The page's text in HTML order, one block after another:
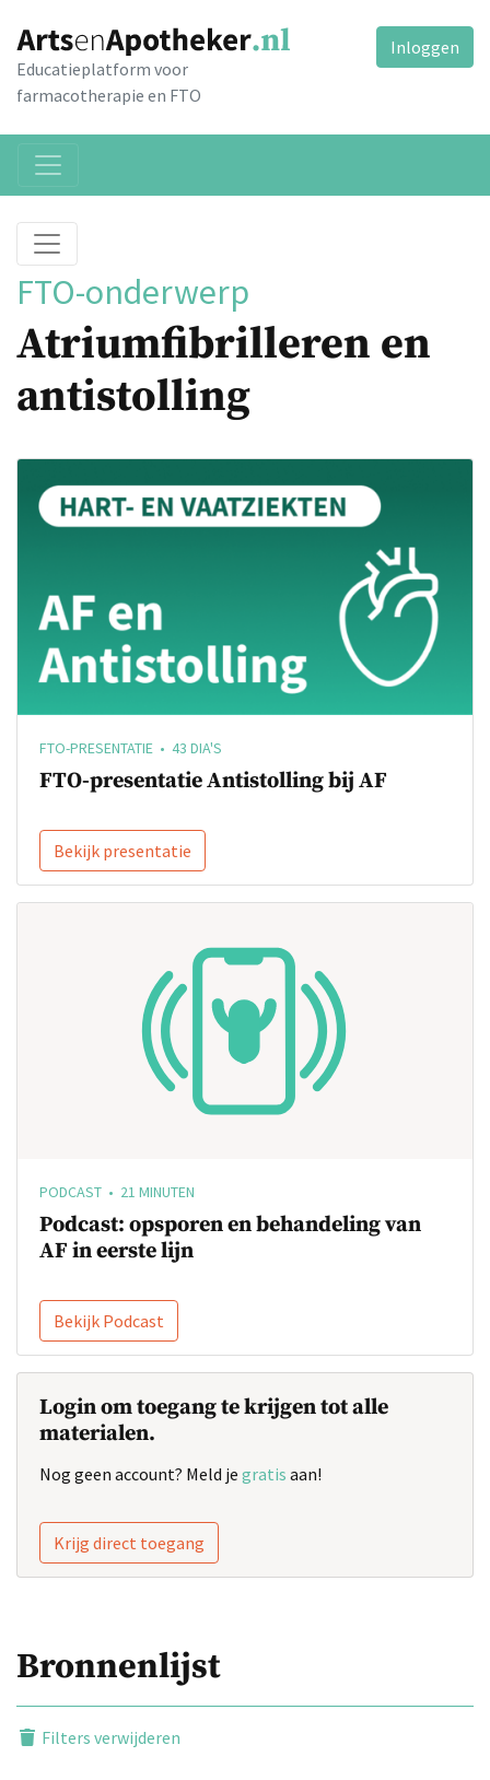
Educatieplatform voor
farmacotherapie en FTO
Inloggen
FTO-onderwerp
Atriumfibrilleren en
antistolling
FTO-PRESENTATIE • 43 DIA'S
FTO-presentatie Antistolling bij AF
Bekijk presentatie
PODCAST • 21 MINUTEN
Podcast: opsporen en behandeling van
AF in eerste lijn
Bekijk Podcast
Login om toegang te krijgen tot alle
materialen.
Nog geen account? Meld je gratis aan!
Krijg direct toegang
Bronnenlijst
Filters verwijderen